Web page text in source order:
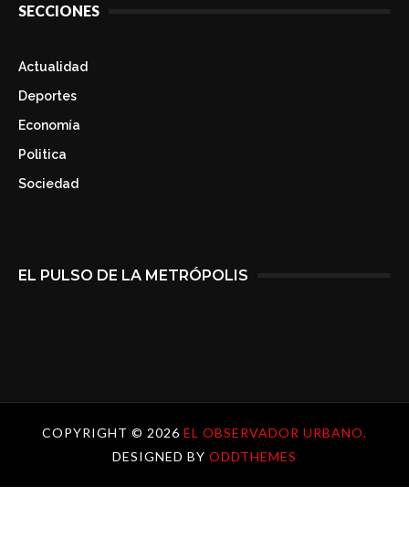
SECCIONES
Actualidad
Deportes
Economía
Politica
Sociedad
EL PULSO DE LA METRÓPOLIS
COPYRIGHT © 2026 EL OBSERVADOR URBANO.
DESIGNED BY ODDTHEMES